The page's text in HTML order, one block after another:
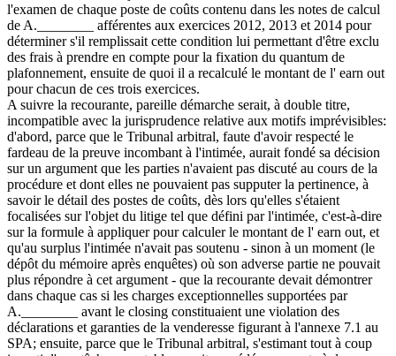
l'examen de chaque poste de coûts contenu dans les notes de calcul
de A.________ afférentes aux exercices 2012, 2013 et 2014 pour
déterminer s'il remplissait cette condition lui permettant d'être exclu
des frais à prendre en compte pour la fixation du quantum de
plafonnement, ensuite de quoi il a recalculé le montant de l' earn out
pour chacun de ces trois exercices.
A suivre la recourante, pareille démarche serait, à double titre,
incompatible avec la jurisprudence relative aux motifs imprévisibles:
d'abord, parce que le Tribunal arbitral, faute d'avoir respecté le
fardeau de la preuve incombant à l'intimée, aurait fondé sa décision
sur un argument que les parties n'avaient pas discuté au cours de la
procédure et dont elles ne pouvaient pas supputer la pertinence, à
savoir le détail des postes de coûts, dès lors qu'elles s'étaient
focalisées sur l'objet du litige tel que défini par l'intimée, c'est-à-dire
sur la formule à appliquer pour calculer le montant de l' earn out, et
qu'au surplus l'intimée n'avait pas soutenu - sinon à un moment (le
dépôt du mémoire après enquêtes) où son adverse partie ne pouvait
plus répondre à cet argument - que la recourante devait démontrer
dans chaque cas si les charges exceptionnelles supportées par
A.________ avant le closing constituaient une violation des
déclarations et garanties de la venderesse figurant à l'annexe 7.1 au
SPA; ensuite, parce que le Tribunal arbitral, s'estimant tout à coup